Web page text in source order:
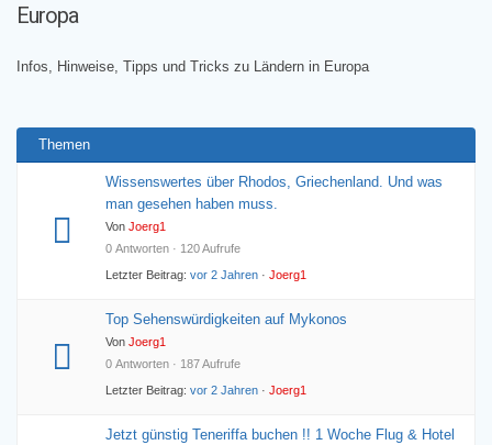
hier:
Europa
Infos, Hinweise, Tipps und Tricks zu Ländern in Europa
Themen
Wissenswertes über Rhodos, Griechenland. Und was
man gesehen haben muss.
Von Joerg1
0 Antworten · 120 Aufrufe
Letzter Beitrag: vor 2 Jahren · Joerg1
Top Sehenswürdigkeiten auf Mykonos
Von Joerg1
0 Antworten · 187 Aufrufe
Letzter Beitrag: vor 2 Jahren · Joerg1
Jetzt günstig Teneriffa buchen !! 1 Woche Flug & Hotel